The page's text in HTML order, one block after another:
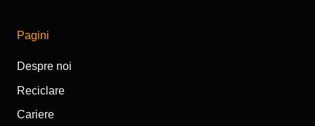
Pagini
Despre noi
Reciclare
Cariere